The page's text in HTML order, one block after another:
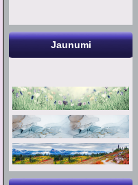
Jaunumi